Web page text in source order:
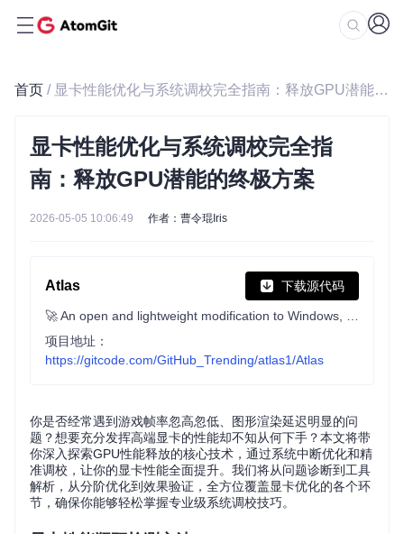
首页 / 显卡性能优化与系统调校完全指南：释放GPU潜能的终极方案
显卡性能优化与系统调校完全指
南：释放GPU潜能的终极方案
2026-05-05 10:06:49 作者：曹令琨Iris
Atlas 下载源代码
项目地址：
https://gitcode.com/GitHub_Trending/atlas1/Atlas
你是否经常遇到游戏帧率忽高忽低、图形渲染延迟明显的问
题？想要充分发挥高端显卡的性能却不知从何下手？本文将带
你深入探索GPU性能释放的核心技术，通过系统中断优化和精
准调校，让你的显卡性能全面提升。我们将从问题诊断到工具
解析，从分阶优化到效果验证，全方位覆盖显卡优化的各个环
节，确保你能够轻松掌握专业级系统调校技巧。